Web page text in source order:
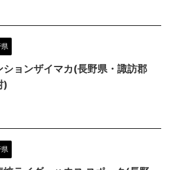
ションザイマカ(長野県・諏訪郡
)